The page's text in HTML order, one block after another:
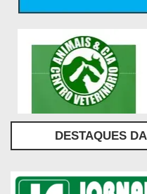
DESTAQUES